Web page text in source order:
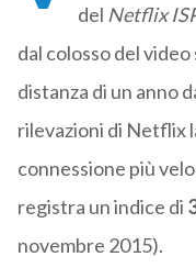
del Netflix
dal colosso del
distanza di un anno
rilevazioni di Netflix
connessione più
registra un indice di
novembre 2015).